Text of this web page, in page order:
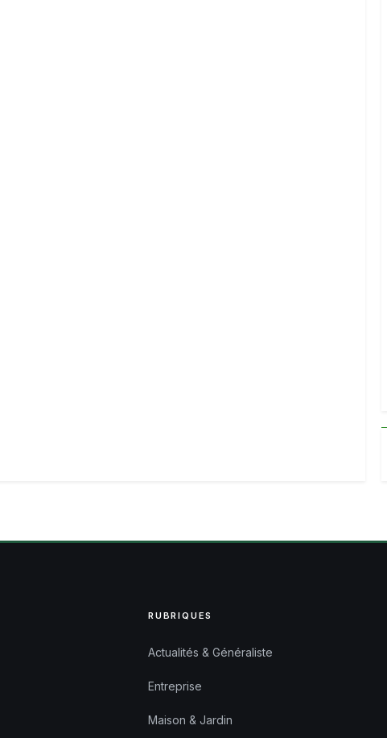
RUBRIQUES
Actualités & Généraliste
Entreprise
Maison & Jardin